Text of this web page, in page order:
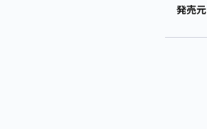
発売元